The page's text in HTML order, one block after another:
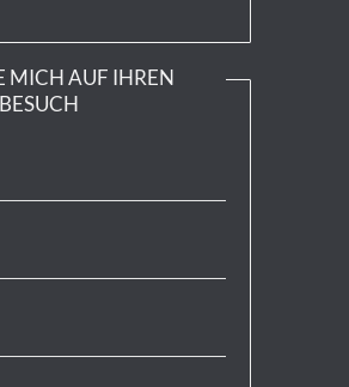
MICH AUF IHREN
BESUCH